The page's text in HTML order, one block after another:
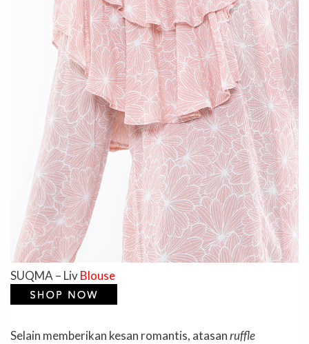
SUQMA – LivBlouse
Selain memberikan kesan romantis, atasanruffle